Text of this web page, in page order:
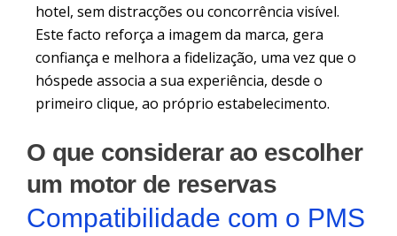
hotel, sem distracções ou concorrência visível.
Este facto reforça a imagem da marca, gera
confiança e melhora a fidelização, uma vez que o
hóspede associa a sua experiência, desde o
primeiro clique, ao próprio estabelecimento.
O que considerar ao escolher
um motor de reservas
Compatibilidade com o PMS